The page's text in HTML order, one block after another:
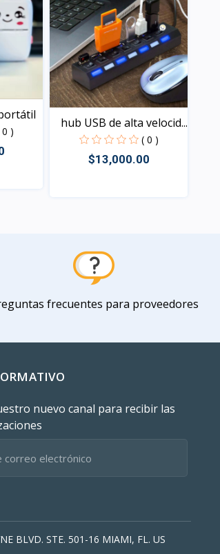
0 )
hub USB de alta velocid...
( 0 )
$13,000.00
frecuentes para proveedores
nuevo canal para recibir las
BLVD. STE. 501-16 MIAMI, FL. US